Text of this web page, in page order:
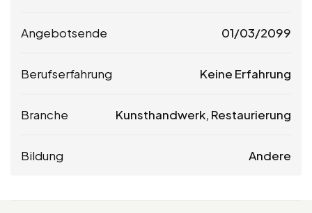
Angebotsende 01/03/2099
Berufserfahrung Keine Erfahrung
Branche Kunsthandwerk, Restaurierung
Bildung Andere